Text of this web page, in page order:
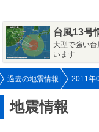
台風13号
大型で強い
います
過去の地震情報 2011年
地震情報